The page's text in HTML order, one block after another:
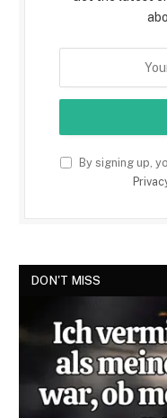
By signing up,
DON'T MISS